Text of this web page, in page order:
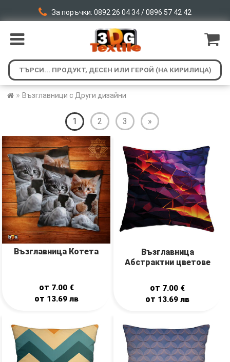
За поръчки: 0892 26 04 34 / 0896 57 42 42
» Възглавници с Други дизайни
1 2 3 »
Възглавница Котета
от 7.00 €
от 13.69 лв
Възглавница
Абстрактни цветове
от 7.00 €
от 13.69лв